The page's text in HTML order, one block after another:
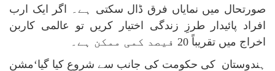
صورتحال میں نمایاں فرق ڈال سکتی ہے۔ اگر ایک ارب
افراد پائیدار طرزِ زندگی اختیار کریں تو عالمی کاربن
اخراج میں تقریباً 20 فیصد کمی ممکن ہے۔
ہندوستان کی حکومت کی جانب سے شروع کیا گیا‘مشن